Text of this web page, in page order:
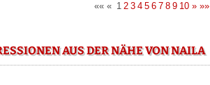
«« « 1 2 3 4 5 6 7 8 9 10» »»
AUS DER NÄHE VON NAILA